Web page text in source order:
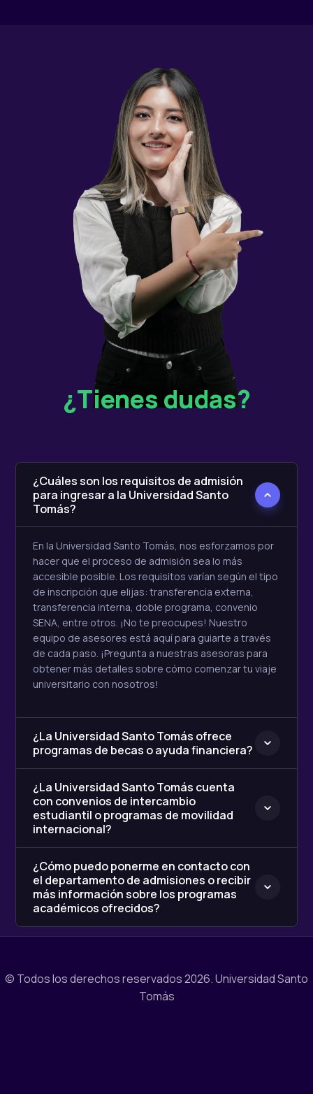
¿Tienes dudas?
¿Cuáles son los requisitos de admisión
para ingresar a la Universidad Santo
Tomás?
En la Universidad Santo Tomás, nos esforzamos por
hacer que el proceso de admisión sea lo más
accesible posible. Los requisitos varían según el tipo
de inscripción que elijas: transferencia externa,
transferencia interna, doble programa, convenio
SENA, entre otros. ¡No te preocupes! Nuestro
equipo de asesores está aquí para guiarte a través
de cada paso. ¡Pregunta a nuestras asesoras para
obtener más detalles sobre cómo comenzar tu viaje
universitario con nosotros!
¿La Universidad Santo Tomás ofrece
programas de becas o ayuda financiera?
¿La Universidad Santo Tomás cuenta
con convenios de intercambio
estudiantil o programas de movilidad
internacional?
¿Cómo puedo ponerme en contacto con
el departamento de admisiones o recibir
más información sobre los programas
académicos ofrecidos?
© Todos los derechos reservados 2026.Universidad Santo
Tomás